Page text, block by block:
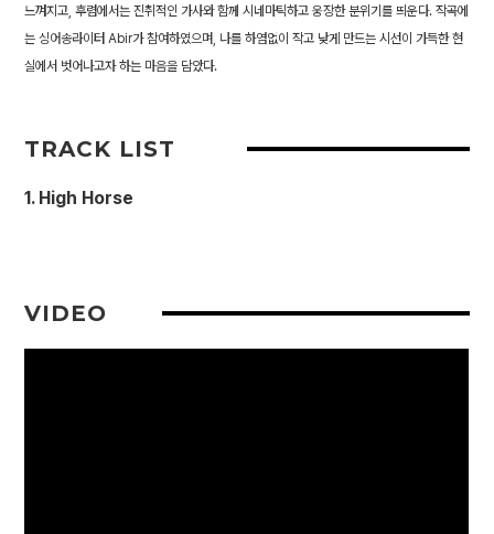
느껴지고, 후렴에서는 진취적인 가사와 함께 시네마틱하고 웅장한 분위기를 띄운다. 작곡에
는 싱어송라이터 Abir가 참여하였으며, 나를 하염없이 작고 낮게 만드는 시선이 가득한 현
실에서 벗어나고자 하는 마음을 담았다.
TRACK LIST
1. High Horse
VIDEO